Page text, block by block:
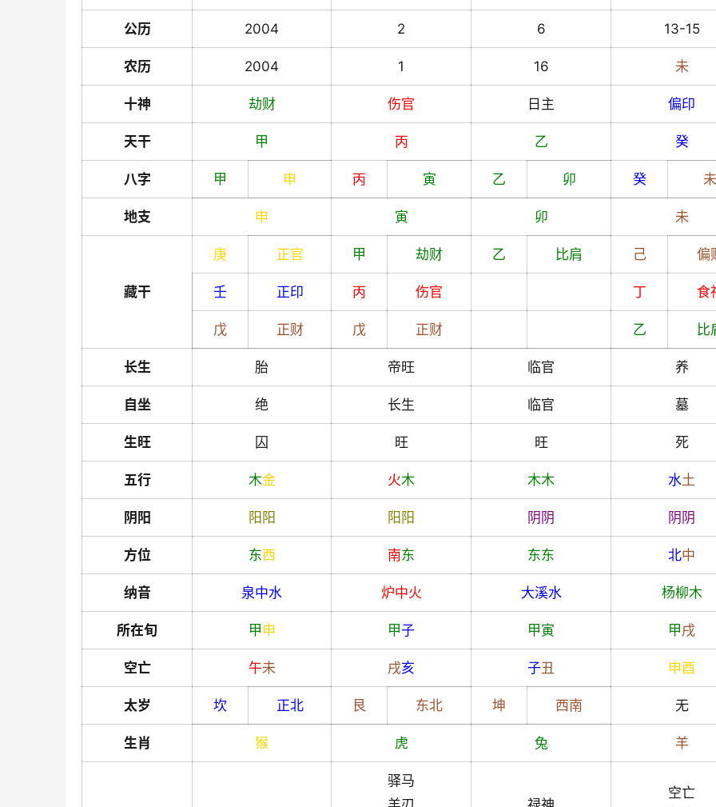
公历 2004 2 6 13-15
农历 2004 1 16 未
十神 劫财 伤官 日主 偏印
天干 甲 丙 乙 癸
八字 甲 申 丙 寅 乙 卯 癸 未
地支 申 寅 卯 未
藏干
庚 正官 甲 劫财 乙 比肩 己 偏
壬 正印 丙 伤官 丁 食
戊 正财 戊 正财 乙 比
长生 胎 帝旺 临官 养
自坐 绝 长生 临官 墓
生旺 囚 旺 旺 死
五行 木金 火木 木木 水土
阴阳 阳 阳 阳 阳 阴 阴 阴 阴
方位 东西 南东 东东 北中
纳音 泉中水 炉中火 大溪水 杨柳木
所在旬 甲申 甲子 甲寅 甲戌
空亡 午未 戌亥 子丑 申酉
太岁 坎 正北 艮 东北 坤 西南 无
生肖 猴 虎 兔 羊
驿马
空亡